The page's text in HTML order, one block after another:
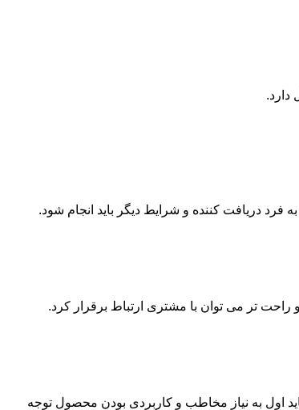
دارد.‌
به فرد دریافت کننده و شرایط دیگر باید انجام شود.
تر می توان با مشتری ارتباط برقرار کرد.‌
آن باید اول به نیاز مخاطب و کاربردی بودن محصول توجه